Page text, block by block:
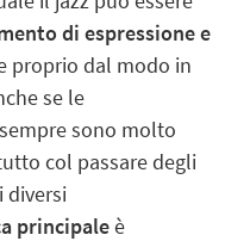
di espressione e
proprio dal modo in
se le
sono molto
col passare degli
diversi
principaleè